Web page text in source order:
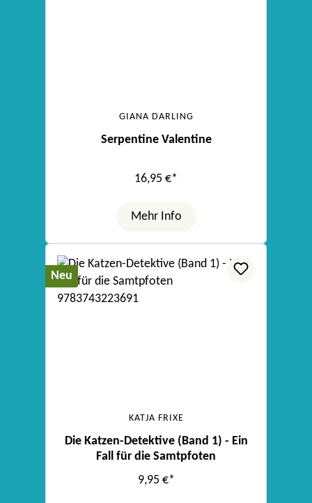
GIANA DARLING
Serpentine Valentine
16,95 €*
Mehr Info
Neu
KATJA FRIXE
Die Katzen-Detektive (Band 1) - Ein
Fall für die Samtpfoten
9,95 €*